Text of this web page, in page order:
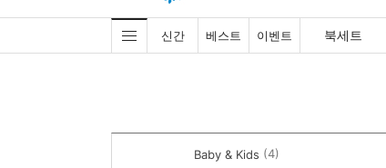
신간 베스트 이벤트 북세트
Baby & Kids (4)